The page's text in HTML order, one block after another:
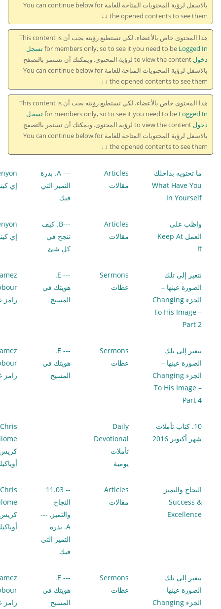
بالاسفل لرؤية المحتويات المتاحة للعامة You can continue below for
the opened contents to see them ↓↓
هذا المحتوى خاص بالأعضاء، لكي تستطيع رؤيته يجب أن This content is
for members only, so to see it you need to beLogged In تسجل
دخول
to view the content لرؤية المحتوى. ويمكنك أن تستمر بالتصفح
بالاسفل لرؤية المحتويات المتاحة للعامة You can continue below for
the opened contents to see them ↓↓
هذا المحتوى خاص بالأعضاء، لكي تستطيع رؤيته يجب أن This content is
for members only, so to see it you need to beLogged In تسجل
دخول
to view the content لرؤية المحتوى. ويمكنك أن تستمر بالتصفح
بالاسفل لرؤية المحتويات المتاحة للعامة You can continue below for
the opened contents to see them ↓↓
ما تحتويه بداخلك
What Have You
In Yourself
Articles
مقالات
--- A. بذرة
التميز التي
فيك
إي
واظب على
العمل Keep At
It
Articles
مقالات
---B. كيف
تنجح في
كل شئ
إي
نتغير إلى تلك
الصورة عينها –
الجزء Changing
To His Image –
Part 2
Sermons
عظات
--- E.
هويتك في
المسيح
رامز
نتغير إلى تلك
الصورة عينها –
الجزء Changing
To His Image –
Part 4
Sermons
عظات
--- E.
هويتك في
المسيح
رامز
10. كتاب تأملات
شهر أكتوبر 2016
Daily
Devotional
تأملات
يومية
Chris
النجاح والتميز
Success &
Excellence
Articles
مقالات
-- 11.03
النجاح
والتميز,
---
A. بذرة
التميز التي
فيك
Chris
نتغير إلى تلك
الصورة عينها –
الجزء Changing
Sermons
عظات
--- E.
هويتك في
المسيح
رامز